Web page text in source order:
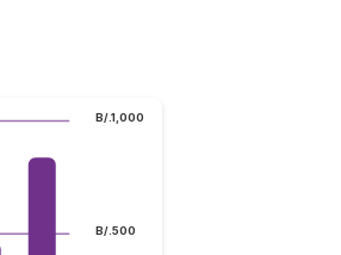
B/.500
B/.1,000